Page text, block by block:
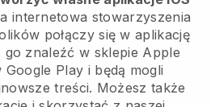
internetowa stowarzyszenia
połączy się w aplikację
go znaleźć w sklepie Apple
Play i będą mogli
treści. Możesz także